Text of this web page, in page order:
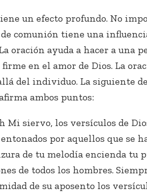
un efecto profundo. No
comunión tiene una
oración ayuda a hacer a una
en el amor de Dios. La
del individuo. La siguiente
ambos puntos:
Mi siervo, los versículos de
por aquellos que se
de tu melodía encienda tu
de todos los hombres.
de su aposento los